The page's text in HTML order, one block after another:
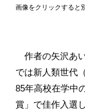
画像をクリックすると
作者の矢沢あ
では新人類世代
85年高校在学中
賞」で佳作入選